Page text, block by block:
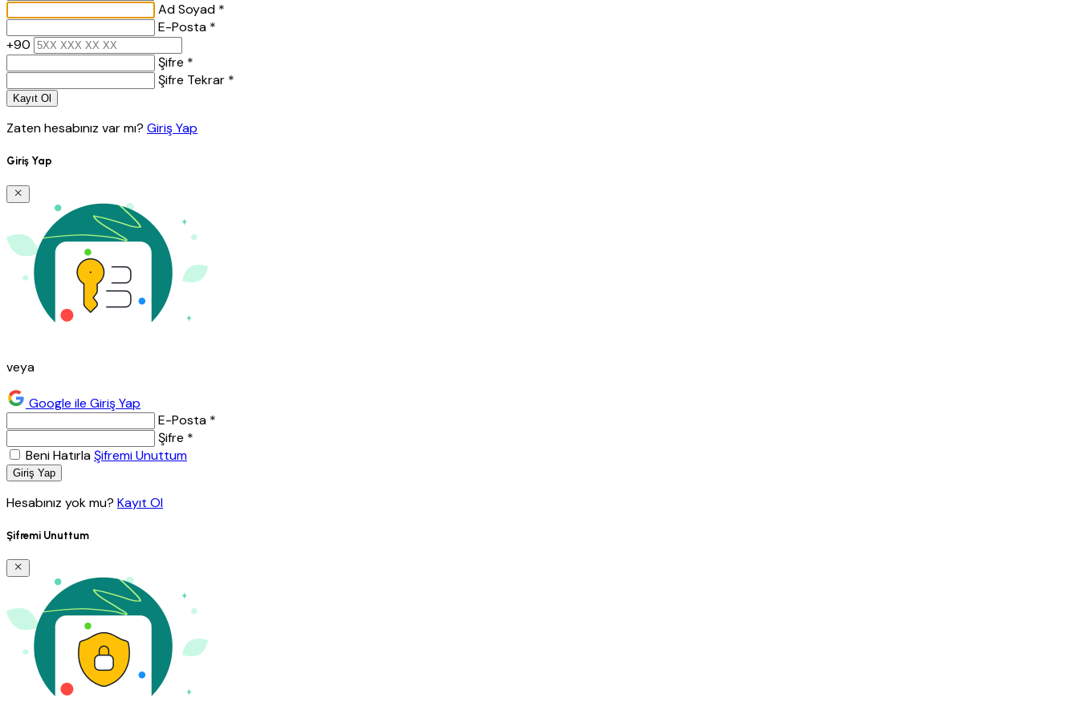
Ad Soyad *
E-Posta *
+90
Şifre *
Şifre Tekrar *
Kayıt Ol
Zaten hesabınız var mı? Giriş Yap
Giriş Yap
veya
Google ile Giriş Yap
E-Posta *
Şifre *
Beni HatırlaŞifremi Unuttum
Giriş Yap
Hesabınız yok mu? Kayıt Ol
Şifremi Unuttum